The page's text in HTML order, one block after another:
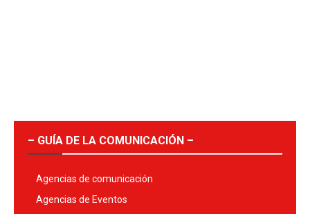
– GUÍA DE LA COMUNICACIÓN –
Agencias de comunicación
Agencias de Eventos